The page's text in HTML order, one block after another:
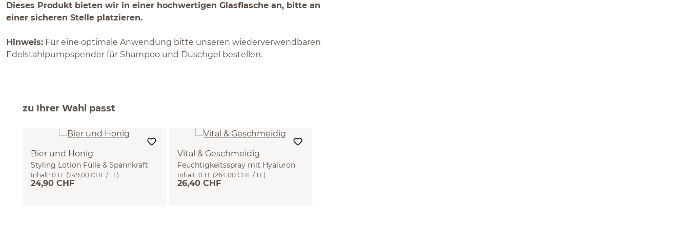
Dieses Produkt bieten wir in einer hochwertigen Glasflasche an, bitte an
einer sicheren Stelle platzieren.
Hinweis: Für eine optimale Anwendung bitte unseren wiederverwendbaren
Edelstahlpumpspender für Shampoo und Duschgel bestellen.
zu Ihrer Wahl passt
Bier und Honig
Styling Lotion Fülle & Spannkraft
100 ml
Inhalt: 0.1 L (249,00 CHF / 1 L)
24,90 CHF
Vital & Geschmeidig
Feuchtigkeitsspray mit Hyaluron
100 ml
Inhalt: 0.1 L (264,00 CHF / 1 L)
26,40 CHF